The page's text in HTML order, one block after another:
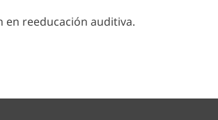
en reeducación auditiva.